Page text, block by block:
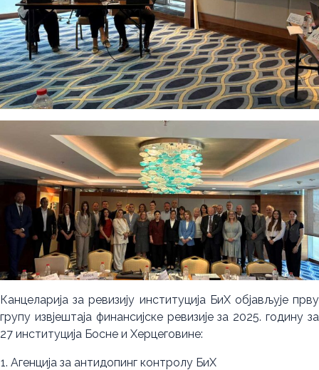
Канцеларија за ревизију институција БиХ објављује прву
групу извјештаја финансијске ревизије за 2025. годину за
27 институција Босне и Херцеговине:
Агенција за антидопинг контролу БиХ